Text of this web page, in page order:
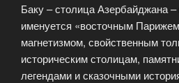
Баку – столица Азербайджана
именуется «восточным
магнетизмом, свойственным
историческим столицам,
легендами и сказочными